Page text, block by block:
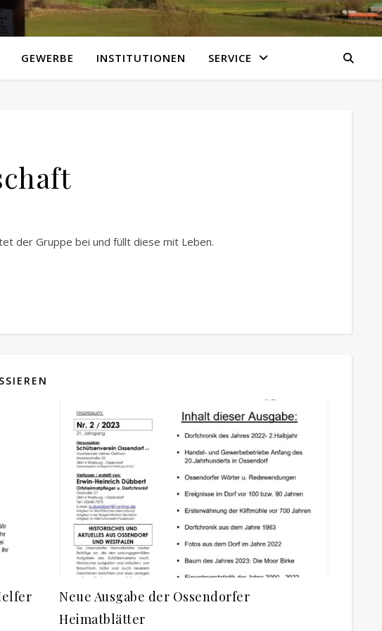
GEWERBE INSTITUTIONEN SERVICE
der Gruppe bei und füllt diese mit Leben.
Neue Ausgabe der Ossendorfer
Heimatblätter